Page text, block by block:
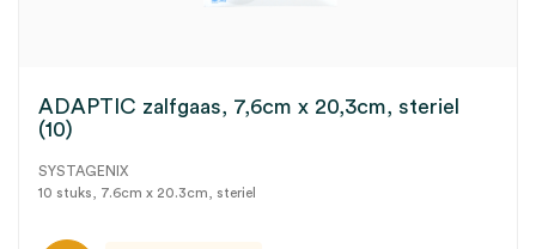
ADAPTIC zalfgaas, 7,6cm x 20,3cm, steriel
(10)
SYSTAGENIX
10 stuks, 7.6cm x 20.3cm, steriel